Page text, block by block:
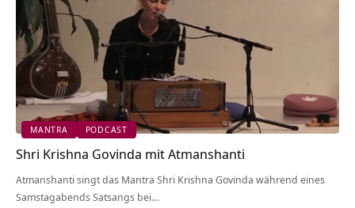
MANTRA PODCAST
Shri Krishna Govinda mit Atmanshanti
Atmanshanti singt das Mantra Shri Krishna Govinda während eines
Samstagabends Satsangs bei…